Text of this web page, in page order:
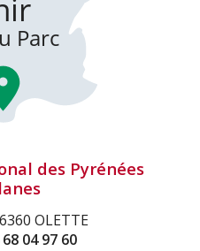
des Pyrénées
OLETTE
04 97 60